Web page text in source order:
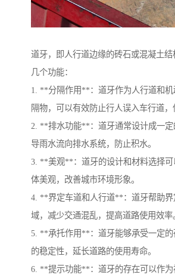
道牙，即人行道边缘的砖石或混凝土
几个功能：
1. **分隔作用**：道牙作为人行道和
隔物，可以有效防止行人误入车行道，
2. **排水功能**：道牙通常设计成一定
导雨水流向排水系统，防止积水。
3. **美观**：道牙的设计和材料选择
体美观，改善城市环境形象。
4. **界定车道和人行道**：道牙帮助
域，减少交通混乱，提高道路使用效率
5. **承托作用**：道牙能够承受一定
的稳定性，延长道路的使用寿命。
6. **提示功能**：道牙的存在可以作